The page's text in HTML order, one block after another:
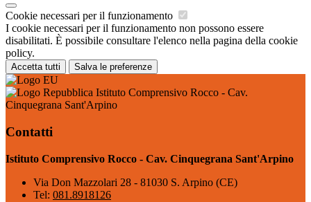
Cookie necessari per il funzionamento
I cookie necessari per il funzionamento non possono essere
disabilitati. È possibile consultare l'elenco nella pagina della cookie
policy.
Accetta tutti Salva le preferenze
Istituto Comprensivo Rocco - Cav.
Cinquegrana Sant'Arpino
Contatti
Istituto Comprensivo Rocco - Cav. Cinquegrana Sant'Arpino
Via Don Mazzolari 28 - 81030 S. Arpino (CE)
Tel: 081.8918126